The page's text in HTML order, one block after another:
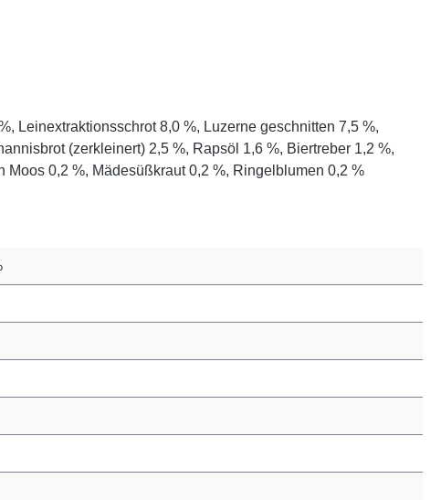
Leinextraktionsschrot 8,0 %, Luzerne geschnitten 7,5 %,
(zerkleinert) 2,5 %, Rapsöl 1,6 %, Biertreber 1,2 %,
0,2 %, Mädesüßkraut 0,2 %, Ringelblumen 0,2 %